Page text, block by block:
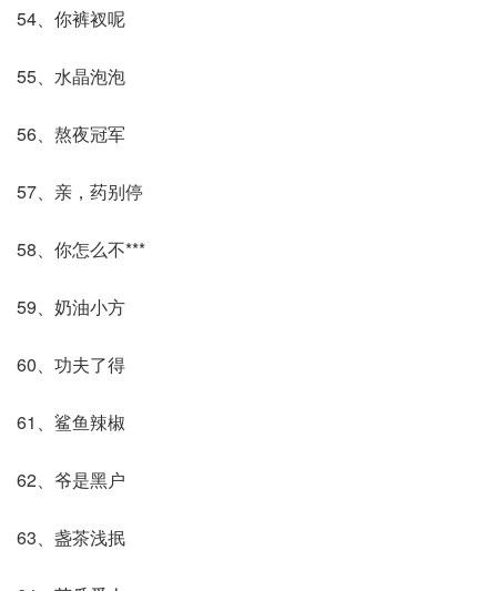
54、你裤衩呢
55、水晶泡泡
56、熬夜冠军
57、亲，药别停
58、你怎么不***
59、奶油小方
60、功夫了得
61、鲨鱼辣椒
62、爷是黑户
63、盏茶浅抿